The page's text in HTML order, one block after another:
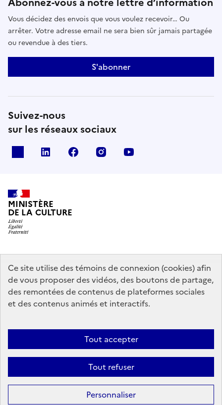
Ce site utilise des témoins de connexion (cookies) afin
de vous proposer des vidéos, des boutons de partage,
des remontées de contenus de plateformes sociales
et des contenus animés et interactifs.
Tout accepter
Tout refuser
Personnaliser
Vous décidez des envois que vous voulez recevoir… Ou
arrêter. Votre adresse email ne sera bien sûr jamais partagée
ou revendue à des tiers.
S'abonner
Suivez-nous
sur les réseaux sociaux
linkedin facebook instagram
MINISTÈRE
DE LA CULTURE
data.gouv.fr legifrance.gouv.fr
info.gouv.fr
service-public.gouv.fr
Contact Mentions légales
Accessibilité : partiellement conforme
Politique générale de protection des données
des témoins de connexion (cookies)
Plan du site
Sauf mention contraire, tous les contenus de ce site sont sous